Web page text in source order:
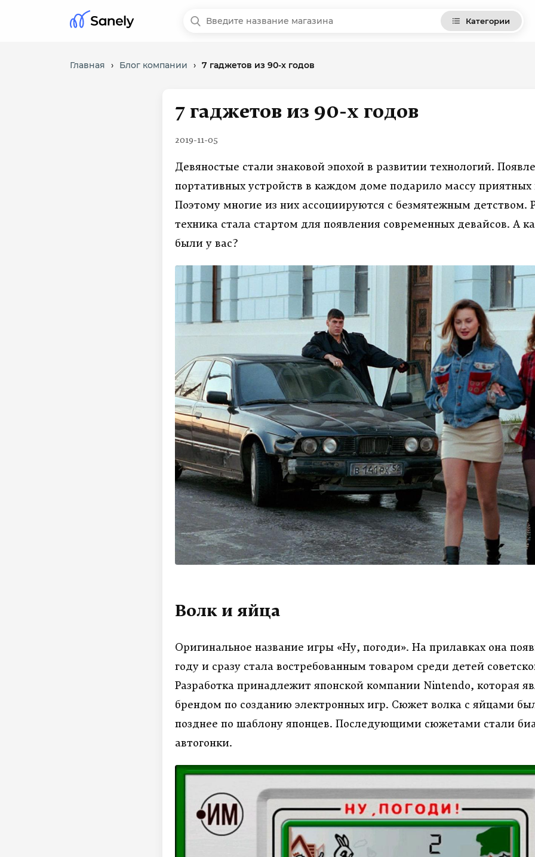
Категории
Главная › Блог компании › 7 гаджетов из 90-х годов
7 гаджетов из 90-х годов
2019-11-05
Девяностые стали знаковой эпохой в развитии технологий.
портативных устройств в каждом доме подарило массу приятных
Поэтому многие из них ассоциируются с безмятежным детством.
техника стала стартом для появления современных девайсов. А
были у вас?
Волк и яйца
Оригинальное название игры «Ну, погоди». На прилавках она
году и сразу стала востребованным товаром среди детей
Разработка принадлежит японской компании Nintendo, которая
брендом по созданию электронных игр. Сюжет волка с яйцами
позднее по шаблону японцев. Последующими сюжетами стали
автогонки.